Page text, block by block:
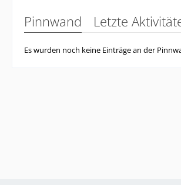
Pinnwand Letzte
Es wurden noch keine Einträge an der